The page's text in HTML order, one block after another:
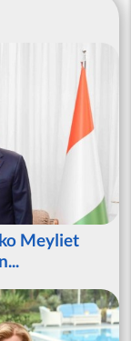
Meyliet